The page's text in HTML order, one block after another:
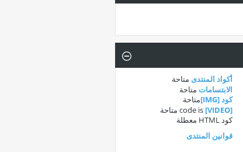
أكواد المنتدى متاحة
الابتسامات متاحة
كود [IMG]
متاحة
[VIDEO]
متاحة
كود HTML
معطلة
قوانين المنتدى